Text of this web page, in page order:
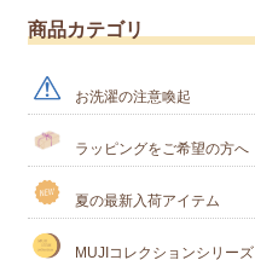
商品カテゴリ
お洗濯の注意喚起
ラッピングをご希望の方へ
夏の最新入荷アイテム
MUJIコレクションシリーズ